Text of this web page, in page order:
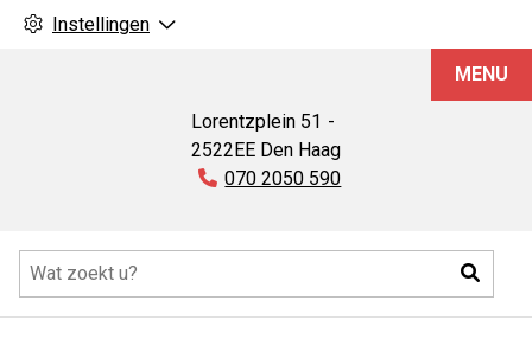
Instellingen
Lorentzplein 51
2522EE Den Haag
Tel:
070 2050 590
MENU